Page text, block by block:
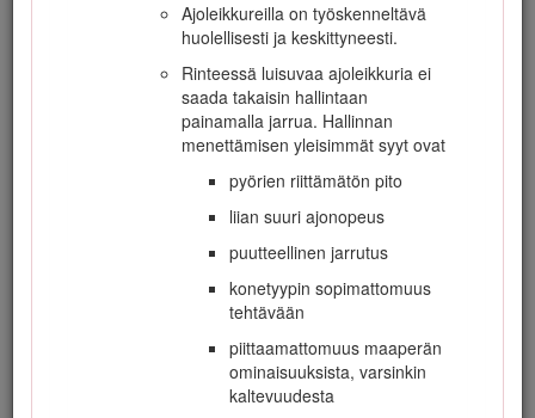
Ajoleikkureilla on työskenneltävä
huolellisesti ja keskittyneesti.
Rinteessä luisuvaa ajoleikkuria ei
saada takaisin hallintaan
painamalla jarrua. Hallinnan
menettämisen yleisimmät syyt ovat
pyörien riittämätön pito
liian suuri ajonopeus
puutteellinen jarrutus
konetyypin sopimattomuus
tehtävään
piittaamattomuus maaperän
ominaisuuksista, varsinkin
kaltevuudesta
Varoitusmerkintä
Tässä käyttöoppaassa käytetään kahta termiä tietojen
Tärkeääkiinnittää huomiota mekaanisiin
Huomautuskorostaa erityishuomion
ansaitsevia yleistietoja.
Tämä tuote on asiaankuuluvien eurooppalaisten direktiivien
mukainen. Lisätietoja on erillisessä tuotekohtaisessa
vaatimustenmukaisuusvakuutuksessa.
Kalifornian lain (California Public Resource Code) pykälät
4442 ja 4443 kieltävät tämän moottorin käytön metsä-,
pensaikko- tai ruohopeitteisillä mailla, jos moottoria ei ole
varustettu pykälässä 4442 mainitulla hyvässä
käyttökunnossa pidetyllä kipinänsammuttimella tai jos
moottoria ei ole suojattu, varustettu ja huollettu palovaaran